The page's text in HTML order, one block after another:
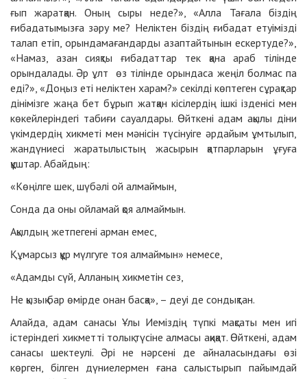
ғып жаратқан. Оның сыры неде?», «Алла Тағала біздің
ғибадатымызға зәру ме? Неліктен біздің ғибадат етуімізді
талап етіп, орындамағандарды азаптайтынын ескертуде?»,
«Намаз, азан сияқты ғибадаттар тек қана араб тілінде
орындалады. Әр ұлт өз тілінде орындаса жеңіл болмас па
еді?», «Доңыз еті неліктен харам?» секілді көптеген сұрақтар
дінімізге жаңа бет бұрып жатқан кісілердің ішкі ізденісі мен
көкейлеріндегі табиғи сауалдары. Өйткені адам ақылы діни
үкімдердің хикметі мен мәнісін түсінуіге әрдайым ұмтылып,
жандүниесі жаратылыстың жасырын қатпарларын ұғуға
құштар. Абайдың:
«Көңілге шек, шүбәлі ой алмаймын,
Сонда да оны ойламай қоя алмаймын.
Ақылдың жетпегені арман емес,
Құмарсыз құр мүлгуге тоя алмаймын» немесе,
«Адамды сүй, Алланың хикметін сез,
Не қызық бар өмірде онан басқа», – деуі де сондықтан.
Алайда, адам санасы Ұлы Иеміздің түпкі мақсаты мен игі
істеріндегі хикметті толық түсіне алмасы ақиқат. Өйткені, адам
санасы шектеулі. Әрі не нәрсені де айналасындағы өзі
көрген, білген дүниелермен ғана салыстырып пайымдай